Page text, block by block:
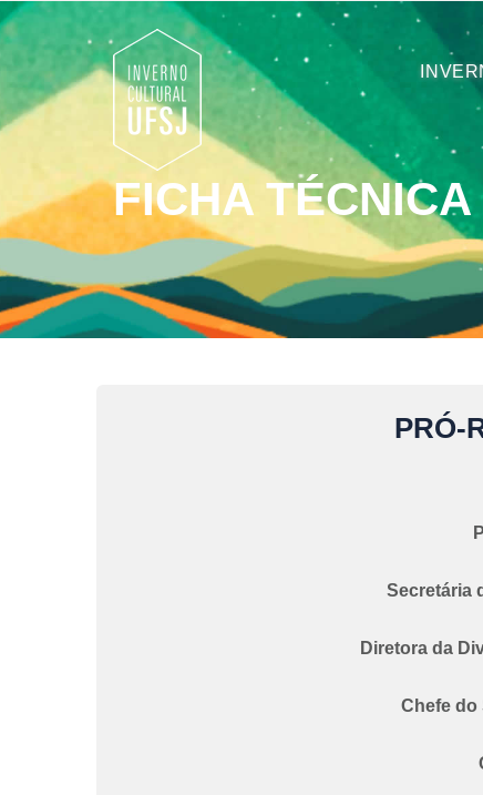
FICHA TÉCNICA
PRÓ-
Secretária
Diretora da
Chefe do